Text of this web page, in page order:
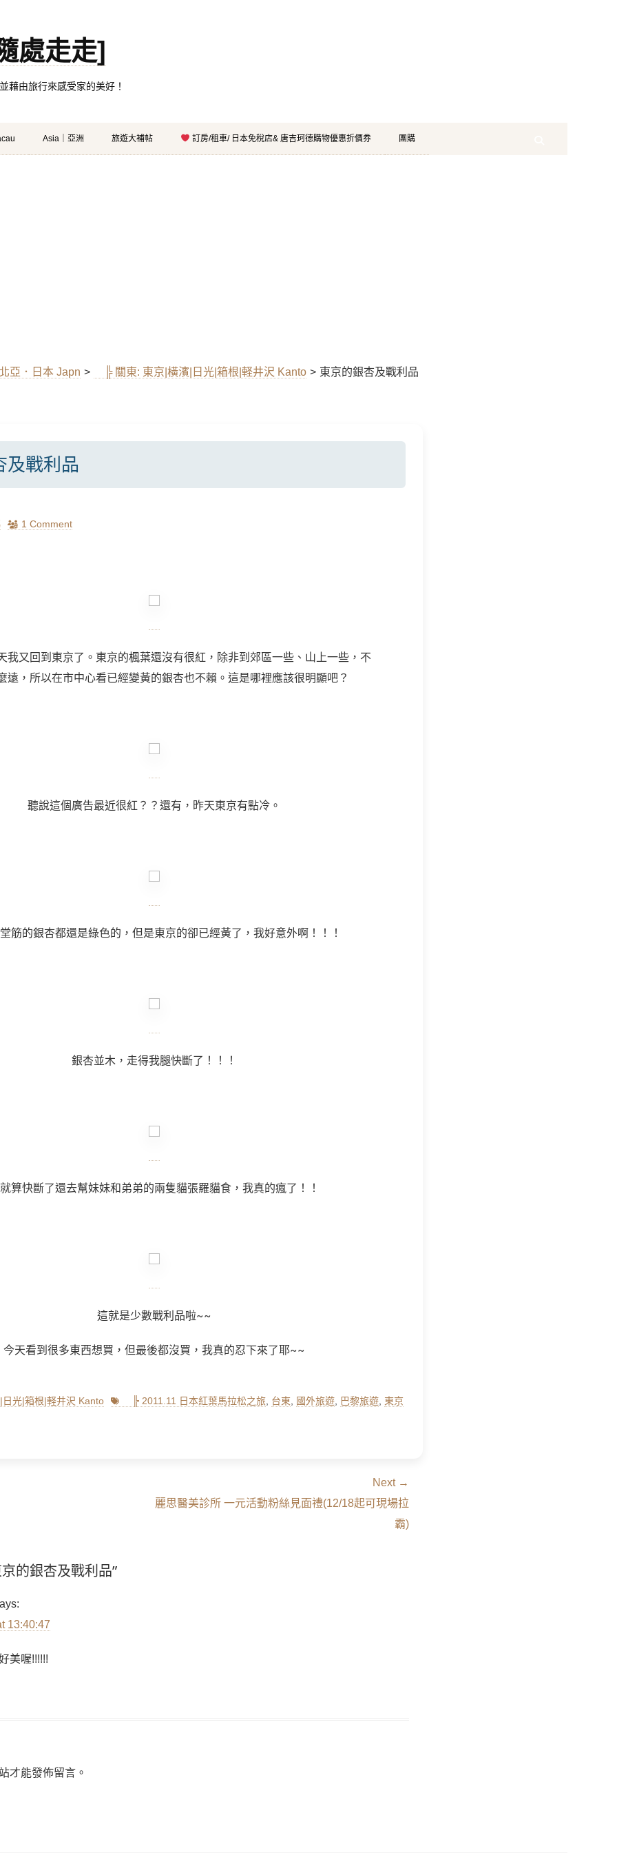
處走走]
藉由旅行來感受家的美好！
Asia｜亞洲 旅遊大補帖 訂房/租車/ 日本免稅店& 唐吉珂德購物優惠折價券 團購
亞．日本 Japn > ╠ 關東: 東京|橫濱|日光|箱根|軽井沢 Kanto > 東京的銀杏及戰利品
及戰利品
1 Comment
我又回到東京了。東京的楓葉還沒有很紅，除非到郊區一些、山上一些，不
遠，所以在市中心看已經變黃的銀杏也不賴。這是哪裡應該很明顯吧？
聽說這個廣告最近很紅？？還有，昨天東京有點冷。
筋的銀杏都還是綠色的，但是東京的卻已經黃了，我好意外啊！！！
銀杏並木，走得我腿快斷了！！！
算快斷了還去幫妹妹和弟弟的兩隻貓張羅貓食，我真的瘋了！！
這就是少數戰利品啦~~
今天看到很多東西想買，但最後都沒買，我真的忍下來了耶~~
光|箱根|軽井沢 Kanto Tags ╠ 2011.11 日本紅葉馬拉松之旅 台東 國外旅遊 巴黎旅遊 東京
Next →
Next
麗思醫美診所 一元活動粉絲見面禮(12/18起可現場拉
霸)
的銀杏及戰利品”
13:40:47
美喔!!!!!!
才能發佈留言。